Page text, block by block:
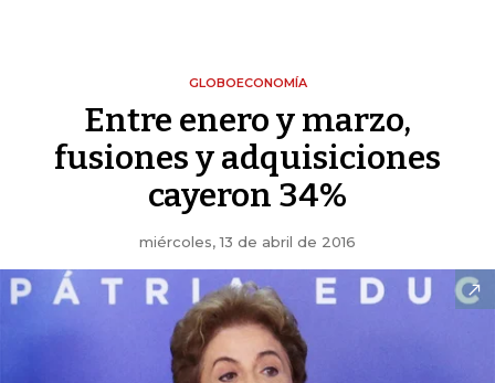
GLOBOECONOMÍA
Entre enero y marzo,
fusiones y adquisiciones
cayeron 34%
miércoles, 13 de abril de 2016